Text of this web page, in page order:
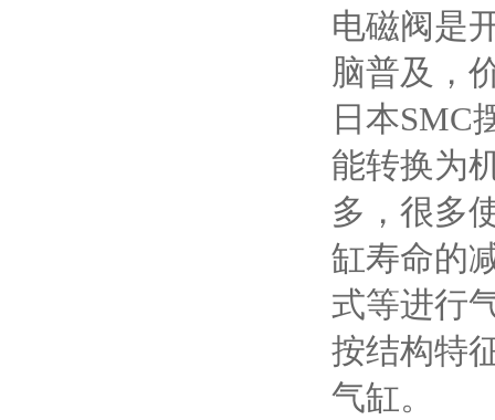
电磁阀是
脑普及，
日本SMC
能转换为
多，很多
缸寿命的
式等进行
按结构特
气缸。